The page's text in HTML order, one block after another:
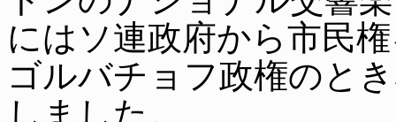
にはソ連政府から市民
ゴルバチョフ政権のと
しました。